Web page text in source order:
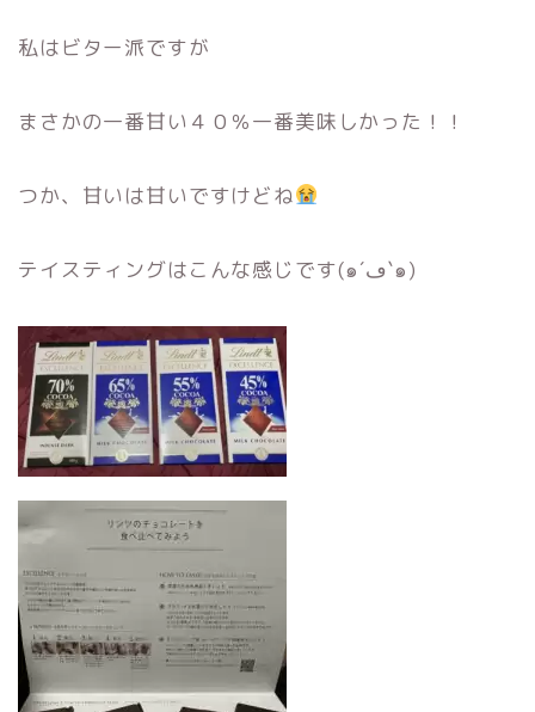
私はビター派ですが
まさかの一番甘い４０％一番美味しかった！！
つか、甘いは甘いですけどね
テイスティングはこんな感じです(๑´ڡ`๑)